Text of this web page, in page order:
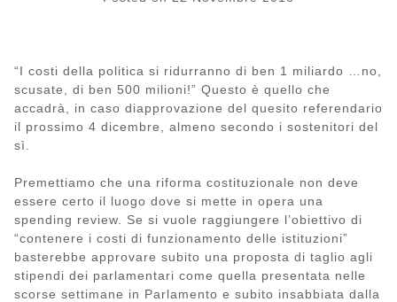
“I costi della politica si ridurranno di ben 1 miliardo …no,
scusate, di ben 500 milioni!” Questo è quello che
accadrà, in caso diapprovazione del quesito referendario
il prossimo 4 dicembre, almeno secondo i sostenitori del
sì.
Premettiamo che una riforma costituzionale non deve
essere certo il luogo dove si mette in opera una
spending review. Se si vuole raggiungere l’obiettivo di
“contenere i costi di funzionamento delle istituzioni”
basterebbe approvare subito una proposta di taglio agli
stipendi dei parlamentari come quella presentata nelle
scorse settimane in Parlamento e subito insabbiata dalla